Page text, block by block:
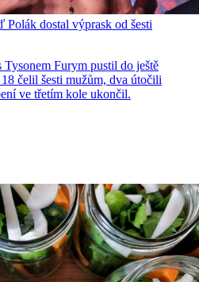
dostal výprask od šesti
Tysonem Furym pustil do ještě
čelil šesti mužům, dva útočili
ve třetím kole ukončil.